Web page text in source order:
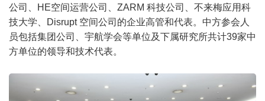
公司、HE空间运营公司、ZARM 科技公司、不来梅应用科
技大学、Disrupt 空间公司的企业高管和代表。中方参会人
员包括集团公司、宇航学会等单位及下属研究所共计39家中
方单位的领导和技术代表。